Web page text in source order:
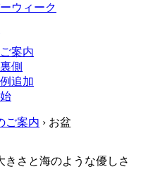
ウィーク
案内
側
追加
ご案内 › お盆
きさと海のような優しさ